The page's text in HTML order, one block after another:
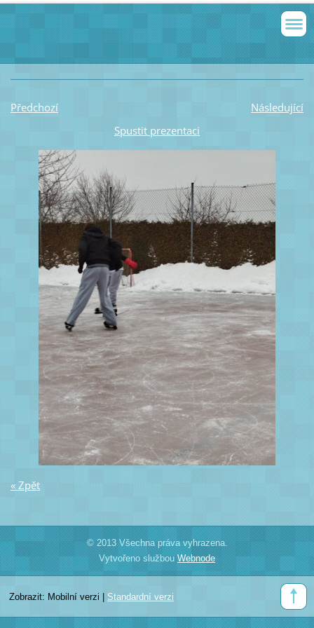
Předchozí
Následující
Spustit prezentaci
« Zpět
© 2013 Všechna práva vyhrazena.
Vytvořeno službou Webnode
Zobrazit: Mobilní verzi Standardní verzi